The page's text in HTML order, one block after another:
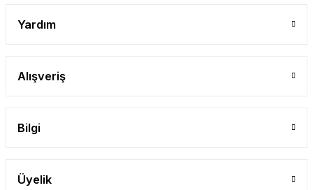
Yardım
Alışveriş
Bilgi
Üyelik